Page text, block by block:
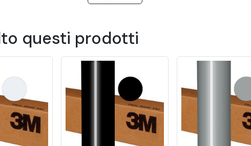
di alta qualità 3M Scotchcal™
viniliche opache calandrate e dimensionalmente stabili,
veicoli, segnaletica, decorazioni per vetrine o display.
piane.
questi prodotti